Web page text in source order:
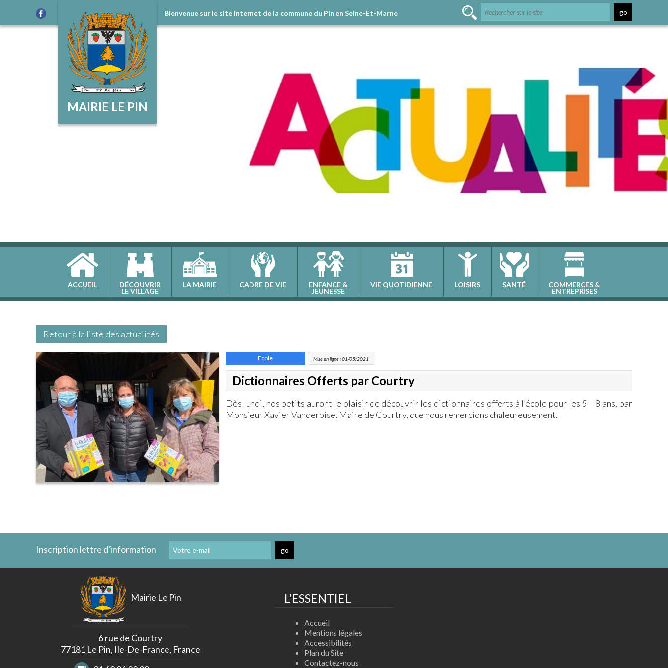
MAIRIE LE PIN
Bienvenue sur le site internet de la commune du Pin en Seine-Et-Marne
ACCUEIL DÉCOUVRIR
LE VILLAGE
LA MAIRIE CADRE DE VIE ENFANCE &
JEUNESSE
VIE QUOTIDIENNE LOISIRS SANTÉ COMMERCES &
ENTREPRISES
Retour à la liste des actualités
Dictionnaires Offerts par Courtry
Ecole Mise en ligne : 01/05/2021
Dès lundi, nos petits auront le plaisir de découvrir les dictionnaires offerts à l’école pour les 5 – 8 ans, par
Monsieur Xavier Vanderbise, Maire de Courtry, que nous remercions chaleureusement.
Inscription lettre d'information
Mairie Le Pin
6 rue de Courtry
77181 Le Pin, Ile-De-France, France
L’ESSENTIEL
Accueil
Mentions légales
Accessibilités
Plan du Site
Contactez-nous